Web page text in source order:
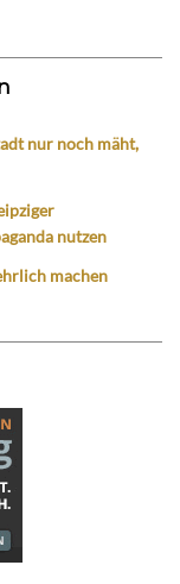
nur noch mäht,
nutzen
machen